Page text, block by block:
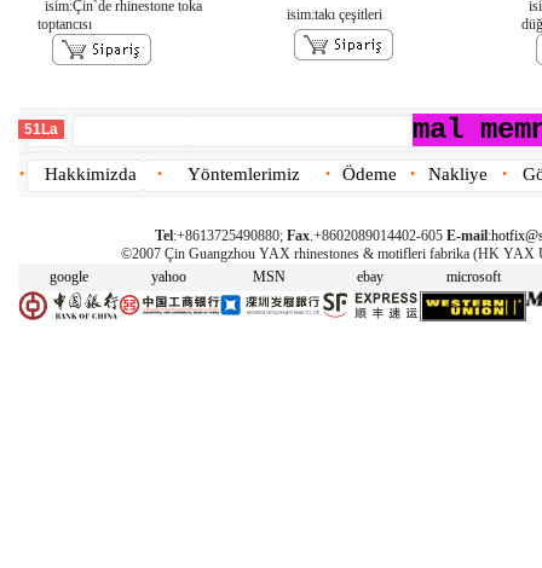
isim:Çin`de rhinestone toka
toptancısı
isim:takı çeşitleri
51La mal
• Hakkimizda • Yöntemlerimiz • Ödeme • Nakliye •
Tel:+8613725490880; Fax.+8602089014402-605 E-mail:
©2007 Çin Guangzhou YAX rhinestones & motifleri fabrika (HK
google
yahoo MSN ebay microsoft